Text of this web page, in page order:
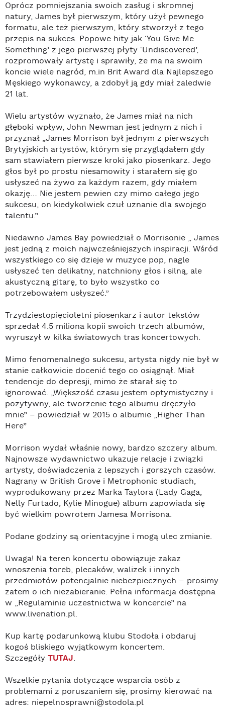
Oprócz pomniejszania swoich zasług i skromnej
natury, James był pierwszym, który użył pewnego
formatu, ale też pierwszym, który stworzył z tego
przepis na sukces. Popowe hity jak ‘You Give Me
Something’ z jego pierwszej płyty ‘Undiscovered’,
rozpromowały artystę i sprawiły, że ma na swoim
koncie wiele nagród, m.in Brit Award dla Najlepszego
Męskiego wykonawcy, a zdobył ją gdy miał zaledwie
21 lat.
Wielu artystów wyznało, że James miał na nich
głęboki wpływ, John Newman jest jednym z nich i
przyznał „James Morrison był jednym z pierwszych
Brytyjskich artystów, którym się przyglądałem gdy
sam stawiałem pierwsze kroki jako piosenkarz. Jego
głos był po prostu niesamowity i starałem się go
usłyszeć na żywo za każdym razem, gdy miałem
okazję… Nie jestem pewien czy mimo całego jego
sukcesu, on kiedykolwiek czuł uznanie dla swojego
talentu.”
Niedawno James Bay powiedział o Morrisonie „ James
jest jedną z moich najwcześniejszych inspiracji. Wśród
wszystkiego co się dzieje w muzyce pop, nagle
usłyszeć ten delikatny, natchniony głos i silną, ale
akustyczną gitarę, to było wszystko co
potrzebowałem usłyszeć.”
Trzydziestopięcioletni piosenkarz i autor tekstów
sprzedał 4.5 miliona kopii swoich trzech albumów,
wyruszył w kilka światowych tras koncertowych.
Mimo fenomenalnego sukcesu, artysta nigdy nie był w
stanie całkowicie docenić tego co osiągnął. Miał
tendencje do depresji, mimo że starał się to
ignorować. „Większość czasu jestem optymistyczny i
pozytywny, ale tworzenie tego albumu dręczyło
mnie” – powiedział w 2015 o albumie „Higher Than
Here”
Morrison wydał właśnie nowy, bardzo szczery album.
Najnowsze wydawnictwo ukazuje relacje i związki
artysty, doświadczenia z lepszych i gorszych czasów.
Nagrany w British Grove i Metrophonic studiach,
wyprodukowany przez Marka Taylora (Lady Gaga,
Nelly Furtado, Kylie Minogue) album zapowiada się
być wielkim powrotem Jamesa Morrisona.
Podane godziny są orientacyjne i mogą ulec zmianie.
Uwaga! Na teren koncertu obowiązuje zakaz
wnoszenia toreb, plecaków, walizek i innych
przedmiotów potencjalnie niebezpiecznych – prosimy
zatem o ich niezabieranie. Pełna informacja dostępna
w „Regulaminie uczestnictwa w koncercie” na
www.livenation.pl.
Kup kartę podarunkową klubu Stodoła i obdaruj
kogoś bliskiego wyjątkowym koncertem.
Szczegóły TUTAJ.
Wszelkie pytania dotyczące wsparcia osób z
problemami z poruszaniem się, prosimy kierować na
adres: niepelnosprawni@stodola.pl